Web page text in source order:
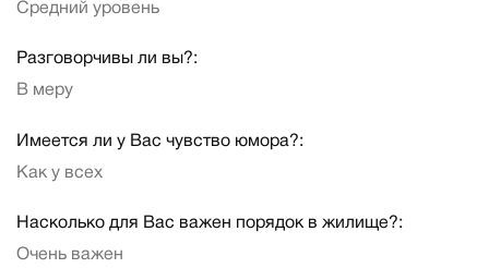
Средний уровень
Разговорчивы ли вы?:
В меру
Имеется ли у Вас чувство юмора?:
Как у всех
Насколько для Вас важен порядок в жилище?:
Очень важен